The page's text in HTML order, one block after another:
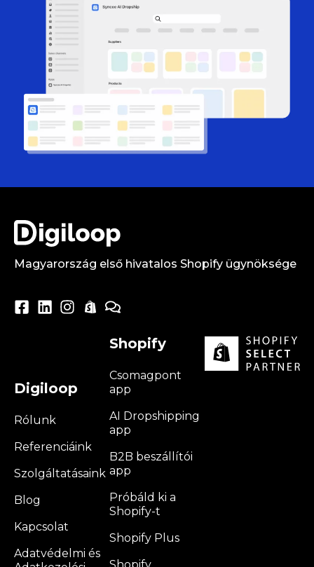
Magyarország első hivatalos Shopify ügynöksége
Digiloop
Rólunk
Referenciáink
Szolgáltatásaink
Blog
Kapcsolat
Adatvédelmi és
Shopify
Csomagpont
app
AI Dropshipping
app
B2B beszállítói
app
Próbáld ki a
Shopify-t
Shopify Plus